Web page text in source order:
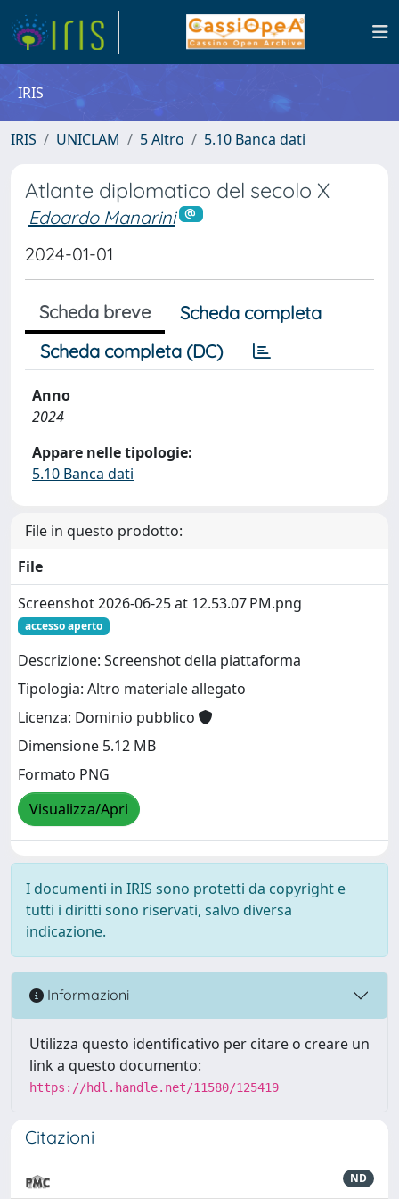
IRIS
IRIS UNICLAM 5 Altro 5.10 Banca dati
Atlante diplomatico del secolo X
Edoardo Manarini
2024-01-01
Scheda breve
Scheda completa
Scheda completa (DC)
Anno
2024
Appare nelle tipologie:
5.10 Banca dati
File in questo prodotto:
File
Screenshot 2026-06-25 at 12.53.07 PM.png
accesso aperto
Descrizione: Screenshot della piattaforma
Tipologia: Altro materiale allegato
Licenza: Dominio pubblico
Dimensione 5.12 MB
Formato PNG
Visualizza/Apri
I documenti in IRIS sono protetti da copyright e
tutti i diritti sono riservati, salvo diversa
indicazione.
Informazioni
Utilizza questo identificativo per citare o creare un
link a questo documento:
https://hdl.handle.net/11580/125419
Citazioni
ND